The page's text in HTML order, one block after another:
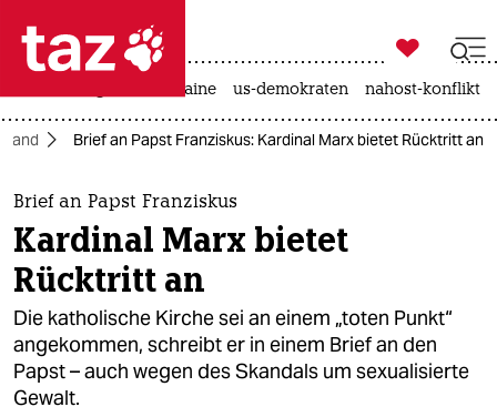
 taz zahl ich
taz zahl ich
themen
politik
öko
gesellschaft
kultur

taz zahl ich
krieg in der ukraine us-demokraten nahost-konflikt
Brief an Papst Franziskus: Kardinal Marx bietet Rücktritt an
Brief an Papst Franziskus
Kardinal Marx bietet
Rücktritt an
Die katholische Kirche sei an einem „toten Punkt“
angekommen, schreibt er in einem Brief an den
Papst – auch wegen des Skandals um sexualisierte
Gewalt.